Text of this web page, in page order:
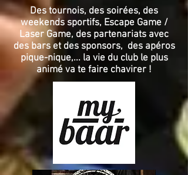
Des tournois, des soirées, des
weekends sportifs, Escape Game /
Laser Game, des partenariats avec
des bars et des sponsors, des apéros
pique-nique,... la vie du club le plus
animé va te faire chavirer !